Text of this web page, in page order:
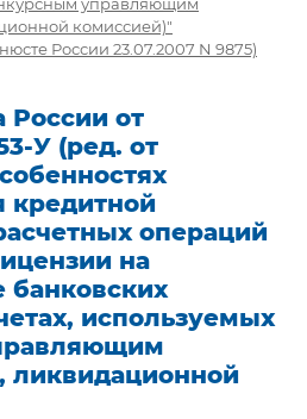
комиссией)"
России 23.07.2007 N 9875)
России от
У (ред. от
кредитной
операций
на
банковских
используемых
ликвидационной